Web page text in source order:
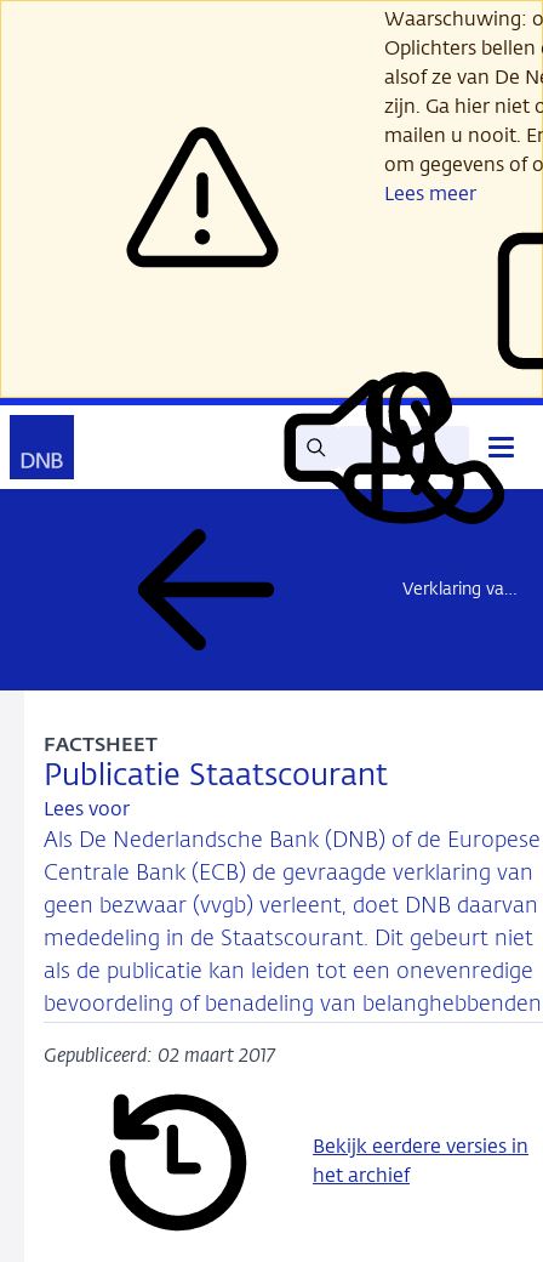
Waarschuwing:
Oplichters
alsof ze van De
zijn. Ga hier niet
mailen u nooit.
om gegevens of
Lees meer
Zoek Lees
voor
Mijn
DNB
Contact
Verklaring van geen bezwaar – overzichtspagina
Publicatie Staatscourant
FACTSHEET
Lees voor
Als De Nederlandsche Bank (DNB) of de Europese
Centrale Bank (ECB) de gevraagde verklaring van
geen bezwaar (vvgb) verleent, doet DNB daarvan
mededeling in de Staatscourant. Dit gebeurt niet
als de publicatie kan leiden tot een onevenredige
bevoordeling of benadeling van
Gepubliceerd: 02 maart 2017
Bekijk eerdere versies in
het archief